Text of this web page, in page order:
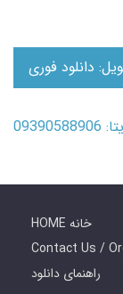
دانلود فوری
HOME خانه
راهنمای دانلود